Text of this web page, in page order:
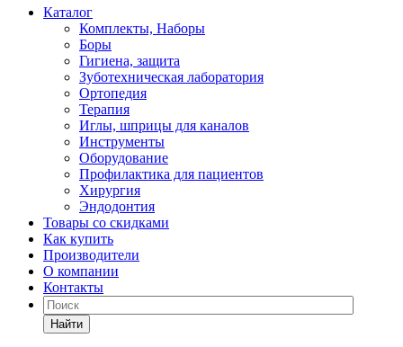
Каталог
Комплекты, Наборы
Боры
Гигиена, защита
Зуботехническая лаборатория
Ортопедия
Терапия
Иглы, шприцы для каналов
Инструменты
Оборудование
Профилактика для пациентов
Хирургия
Эндодонтия
Товары со скидками
Как купить
Производители
О компании
Контакты
Найти